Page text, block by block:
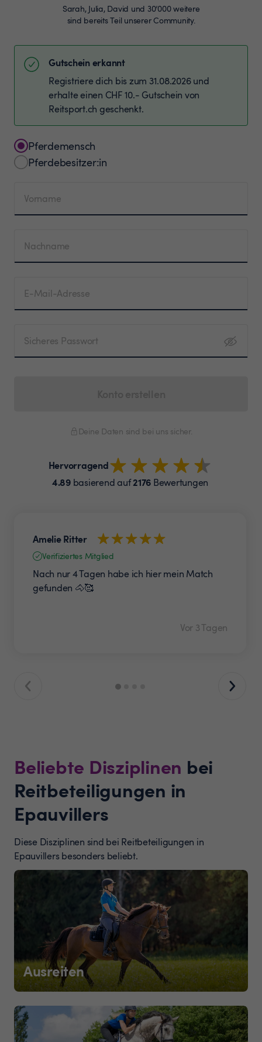
Sarah, Julia, David und 30’000 weitere
sind bereits Teil unserer Community.
Gutschein erkannt
Registriere dich bis zum 31.08.2026 und
erhalte einen CHF 10.- Gutschein von
Reitsport.ch geschenkt.
Pferdemensch
Pferdebesitzer:in
Vorname
Nachname
E-Mail-Adresse
Sicheres Passwort
Deine Daten sind bei uns sicher.
Hervorragend
4.89basierend auf2176 Bewertungen
Amelie Ritter
Verifiziertes Mitglied
Nach nur 4 Tagen habe ich hier mein Match
gefunden 🐴🥰
Vor 3 Tagen
Beliebte Disziplinen bei
Reitbeteiligungen in
Epauvillers
Diese Disziplinen sind bei Reitbeteiligungen in
Epauvillers besonders beliebt.
Ausreiten